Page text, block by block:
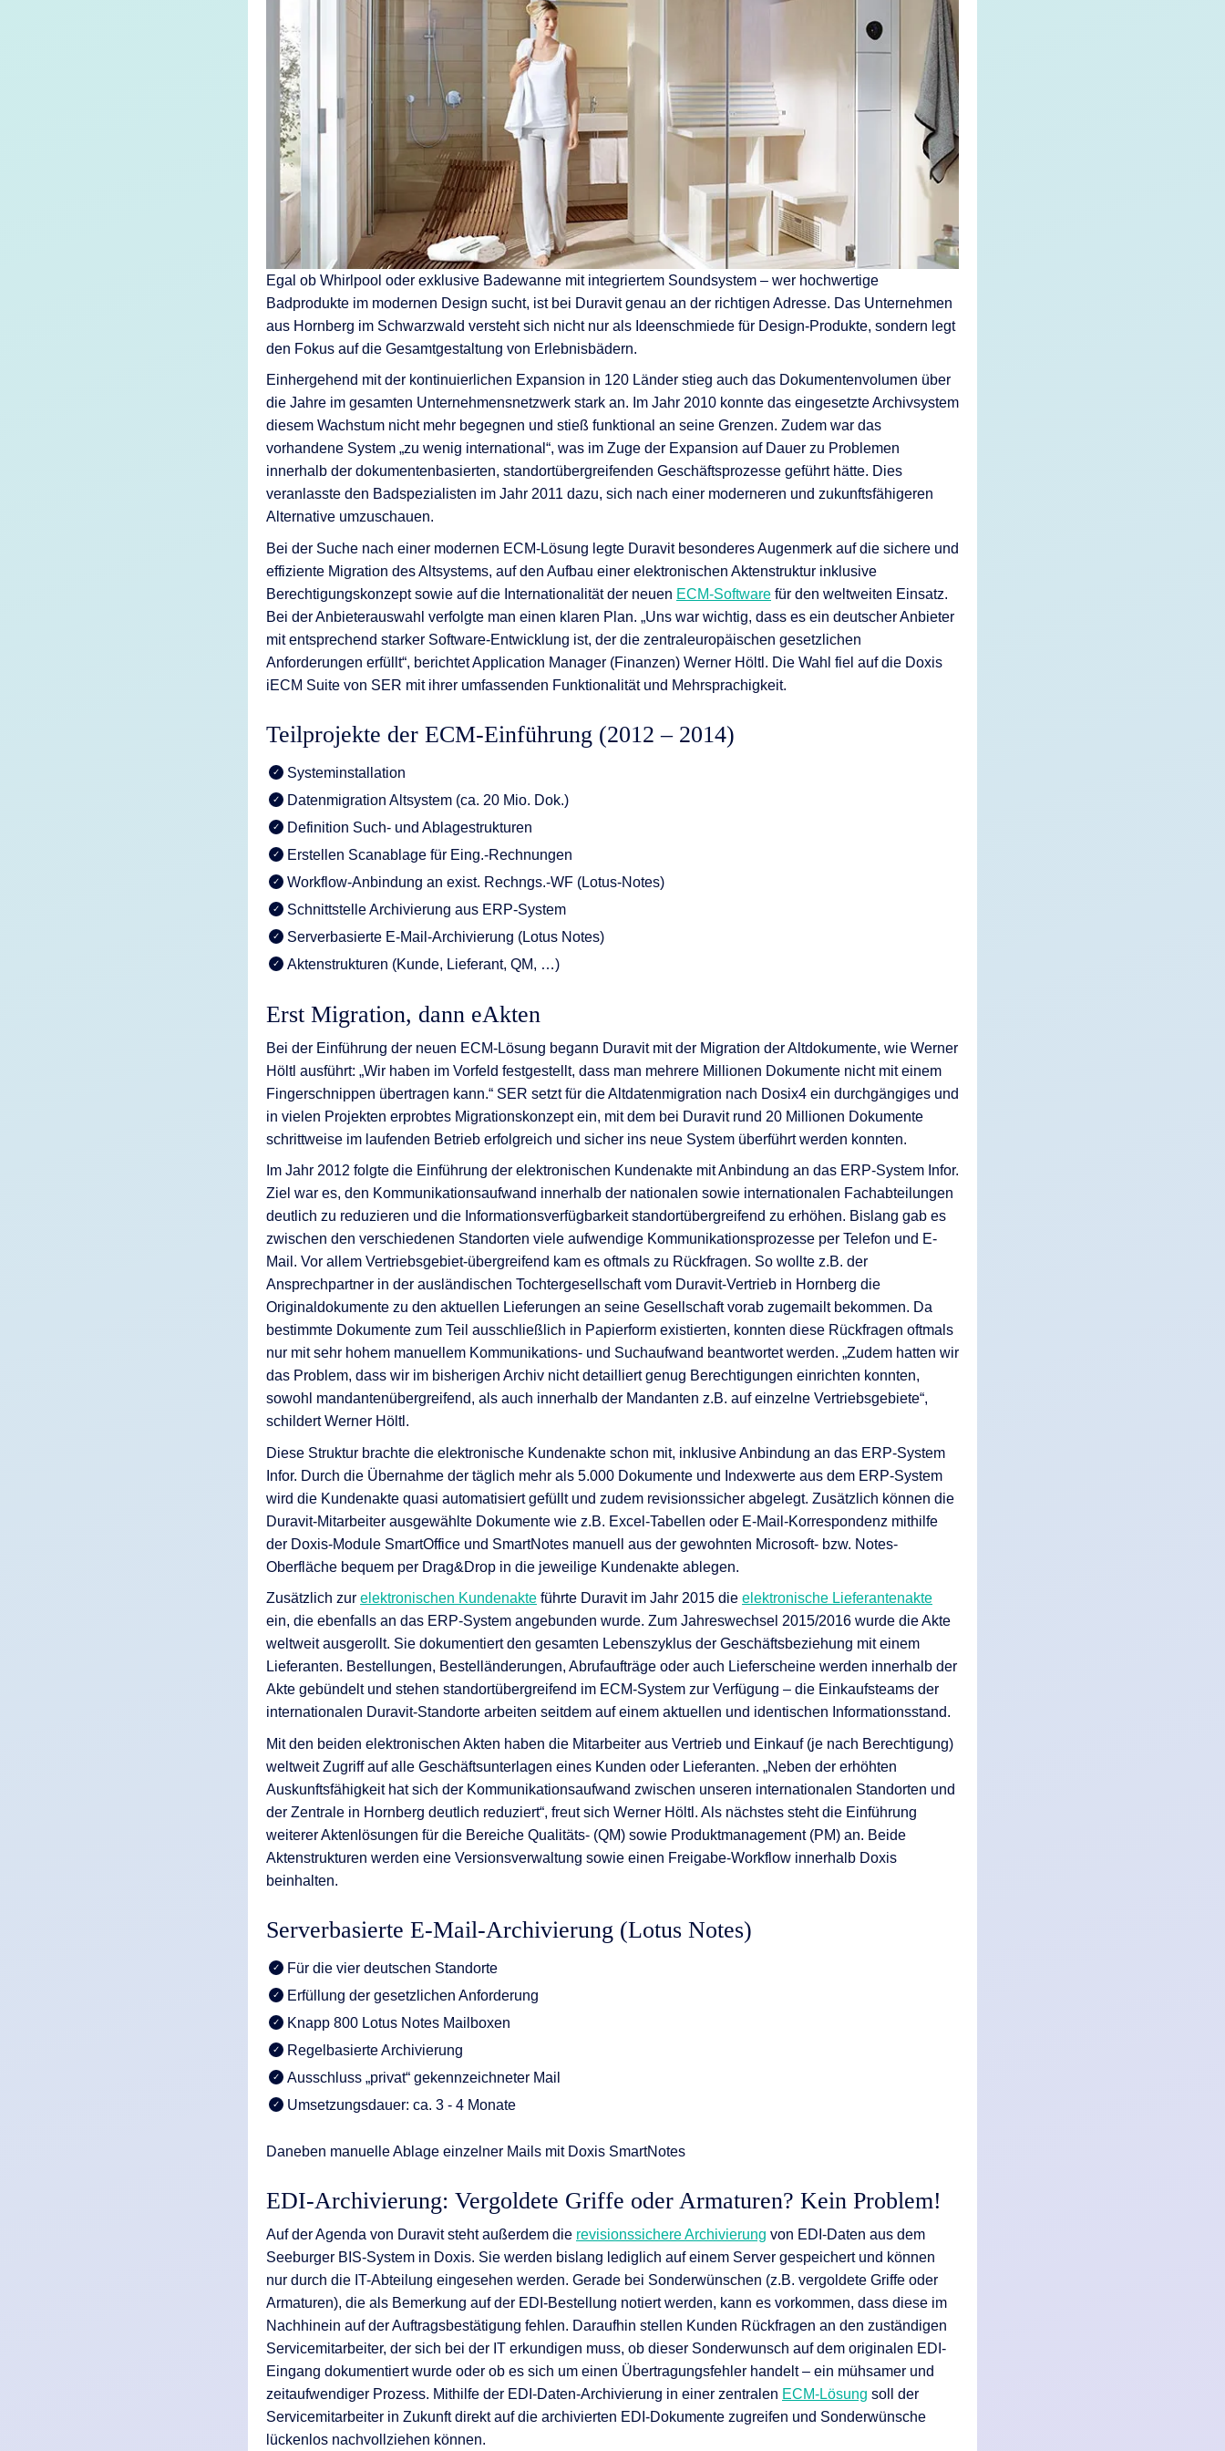
KI-Funktionen
Integrationen
Deployment & Services
Egal ob Whirlpool oder exklusive Badewanne mit integriertem Soundsystem – wer hochwertige
Badprodukte im modernen Design sucht, ist bei Duravit genau an der richtigen Adresse. Das Unternehmen
aus Hornberg im Schwarzwald versteht sich nicht nur als Ideenschmiede für Design-Produkte, sondern legt
den Fokus auf die Gesamtgestaltung von Erlebnisbädern.
Einhergehend mit der kontinuierlichen Expansion in 120 Länder stieg auch das Dokumentenvolumen über
die Jahre im gesamten Unternehmensnetzwerk stark an. Im Jahr 2010 konnte das eingesetzte Archivsystem
diesem Wachstum nicht mehr begegnen und stieß funktional an seine Grenzen. Zudem war das
vorhandene System „zu wenig international“, was im Zuge der Expansion auf Dauer zu Problemen
innerhalb der dokumentenbasierten, standortübergreifenden Geschäftsprozesse geführt hätte. Dies
veranlasste den Badspezialisten im Jahr 2011 dazu, sich nach einer moderneren und zukunftsfähigeren
Alternative umzuschauen.
Bei der Suche nach einer modernen ECM-Lösung legte Duravit besonderes Augenmerk auf die sichere und
effiziente Migration des Altsystems, auf den Aufbau einer elektronischen Aktenstruktur inklusive
Berechtigungskonzept sowie auf die Internationalität der neuen ECM-Software für den weltweiten Einsatz.
Bei der Anbieterauswahl verfolgte man einen klaren Plan. „Uns war wichtig, dass es ein deutscher Anbieter
mit entsprechend starker Software-Entwicklung ist, der die zentraleuropäischen gesetzlichen
Anforderungen erfüllt“, berichtet Application Manager (Finanzen) Werner Höltl. Die Wahl fiel auf die Doxis
iECM Suite von SER mit ihrer umfassenden Funktionalität und Mehrsprachigkeit.
Teilprojekte der ECM-Einführung (2012 – 2014)
Systeminstallation
Datenmigration Altsystem (ca. 20 Mio. Dok.)
Definition Such- und Ablagestrukturen
Erstellen Scanablage für Eing.-Rechnungen
Workflow-Anbindung an exist. Rechngs.-WF (Lotus-Notes)
Schnittstelle Archivierung aus ERP-System
Serverbasierte E-Mail-Archivierung (Lotus Notes)
Aktenstrukturen (Kunde, Lieferant, QM, …)
Erst Migration, dann eAkten
Bei der Einführung der neuen ECM-Lösung begann Duravit mit der Migration der Altdokumente, wie Werner
Höltl ausführt: „Wir haben im Vorfeld festgestellt, dass man mehrere Millionen Dokumente nicht mit einem
Fingerschnippen übertragen kann.“ SER setzt für die Altdatenmigration nach Dosix4 ein durchgängiges und
in vielen Projekten erprobtes Migrationskonzept ein, mit dem bei Duravit rund 20 Millionen Dokumente
schrittweise im laufenden Betrieb erfolgreich und sicher ins neue System überführt werden konnten.
Im Jahr 2012 folgte die Einführung der elektronischen Kundenakte mit Anbindung an das ERP-System Infor.
Ziel war es, den Kommunikationsaufwand innerhalb der nationalen sowie internationalen Fachabteilungen
deutlich zu reduzieren und die Informationsverfügbarkeit standortübergreifend zu erhöhen. Bislang gab es
zwischen den verschiedenen Standorten viele aufwendige Kommunikationsprozesse per Telefon und E-
Mail. Vor allem Vertriebsgebiet-übergreifend kam es oftmals zu Rückfragen. So wollte z.B. der
Ansprechpartner in der ausländischen Tochtergesellschaft vom Duravit-Vertrieb in Hornberg die
Originaldokumente zu den aktuellen Lieferungen an seine Gesellschaft vorab zugemailt bekommen. Da
bestimmte Dokumente zum Teil ausschließlich in Papierform existierten, konnten diese Rückfragen oftmals
nur mit sehr hohem manuellem Kommunikations- und Suchaufwand beantwortet werden. „Zudem hatten wir
das Problem, dass wir im bisherigen Archiv nicht detailliert genug Berechtigungen einrichten konnten,
sowohl mandantenübergreifend, als auch innerhalb der Mandanten z.B. auf einzelne Vertriebsgebiete“,
schildert Werner Höltl.
Diese Struktur brachte die elektronische Kundenakte schon mit, inklusive Anbindung an das ERP-System
Infor. Durch die Übernahme der täglich mehr als 5.000 Dokumente und Indexwerte aus dem ERP-System
wird die Kundenakte quasi automatisiert gefüllt und zudem revisionssicher abgelegt. Zusätzlich können die
Duravit-Mitarbeiter ausgewählte Dokumente wie z.B. Excel-Tabellen oder E-Mail-Korrespondenz mithilfe
der Doxis-Module SmartOffice und SmartNotes manuell aus der gewohnten Microsoft- bzw. Notes-
Oberfläche bequem per Drag&Drop in die jeweilige Kundenakte ablegen.
Zusätzlich zur elektronischen Kundenakte führte Duravit im Jahr 2015 die elektronische Lieferantenakte
ein, die ebenfalls an das ERP-System angebunden wurde. Zum Jahreswechsel 2015/2016 wurde die Akte
weltweit ausgerollt. Sie dokumentiert den gesamten Lebenszyklus der Geschäftsbeziehung mit einem
Lieferanten. Bestellungen, Bestelländerungen, Abrufaufträge oder auch Lieferscheine werden innerhalb der
Akte gebündelt und stehen standortübergreifend im ECM-System zur Verfügung – die Einkaufsteams der
internationalen Duravit-Standorte arbeiten seitdem auf einem aktuellen und identischen Informationsstand.
Mit den beiden elektronischen Akten haben die Mitarbeiter aus Vertrieb und Einkauf (je nach Berechtigung)
weltweit Zugriff auf alle Geschäftsunterlagen eines Kunden oder Lieferanten. „Neben der erhöhten
Auskunftsfähigkeit hat sich der Kommunikationsaufwand zwischen unseren internationalen Standorten und
der Zentrale in Hornberg deutlich reduziert“, freut sich Werner Höltl. Als nächstes steht die Einführung
weiterer Aktenlösungen für die Bereiche Qualitäts- (QM) sowie Produktmanagement (PM) an. Beide
Aktenstrukturen werden eine Versionsverwaltung sowie einen Freigabe-Workflow innerhalb Doxis
beinhalten.
Serverbasierte E-Mail-Archivierung (Lotus Notes)
Für die vier deutschen Standorte
Erfüllung der gesetzlichen Anforderung
Knapp 800 Lotus Notes Mailboxen
Regelbasierte Archivierung
Ausschluss „privat“ gekennzeichneter Mail
Umsetzungsdauer: ca. 3 - 4 Monate
Daneben manuelle Ablage einzelner Mails mit Doxis SmartNotes
EDI-Archivierung: Vergoldete Griffe oder Armaturen? Kein Problem!
Auf der Agenda von Duravit steht außerdem die revisionssichere Archivierung von EDI-Daten aus dem
Seeburger BIS-System in Doxis. Sie werden bislang lediglich auf einem Server gespeichert und können
nur durch die IT-Abteilung eingesehen werden. Gerade bei Sonderwünschen (z.B. vergoldete Griffe oder
Armaturen), die als Bemerkung auf der EDI-Bestellung notiert werden, kann es vorkommen, dass diese im
Nachhinein auf der Auftragsbestätigung fehlen. Daraufhin stellen Kunden Rückfragen an den zuständigen
Servicemitarbeiter, der sich bei der IT erkundigen muss, ob dieser Sonderwunsch auf dem originalen EDI-
Eingang dokumentiert wurde oder ob es sich um einen Übertragungsfehler handelt – ein mühsamer und
zeitaufwendiger Prozess. Mithilfe der EDI-Daten-Archivierung in einer zentralen ECM-Lösung soll der
Servicemitarbeiter in Zukunft direkt auf die archivierten EDI-Dokumente zugreifen und Sonderwünsche
lückenlos nachvollziehen können.